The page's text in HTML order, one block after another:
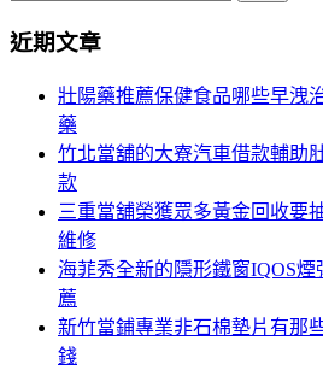
覽
關
近期文章
壯陽藥推薦保健食品哪些早洩
藥
竹北當舖的大寮汽車借款輔助
款
三重當舖榮獲眾多黃金回收要
維修
海菲秀全新的隱形鐵窗IQOS
薦
新竹當鋪專業非石棉墊片有那
錢